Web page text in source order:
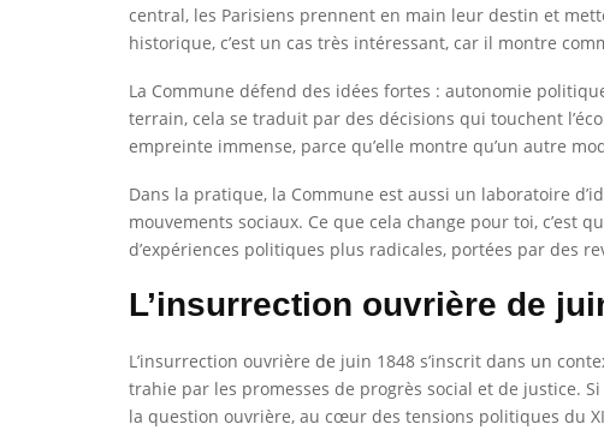
central, les Parisiens prennent en main leur destin et
historique, c’est un cas très intéressant, car il montre
La Commune défend des idées fortes : autonomie
terrain, cela se traduit par des décisions qui touchent
empreinte immense, parce qu’elle montre qu’un autre
Dans la pratique, la Commune est aussi un laboratoire
mouvements sociaux. Ce que cela change pour toi, c’est
d’expériences politiques plus radicales, portées par des
L’insurrection ouvrière de
L’insurrection ouvrière de juin 1848 s’inscrit dans un
trahie par les promesses de progrès social et de justice.
la question ouvrière, au cœur des tensions politiques du